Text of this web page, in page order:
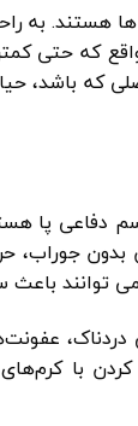
هستند. به
که حتی
که باشد،
دفاعی پا
جوراب،
می توانند
با